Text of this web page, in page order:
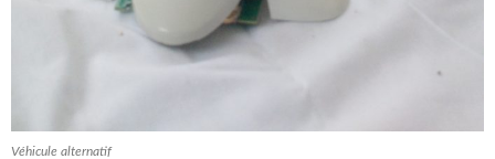
Véhicule alternatif